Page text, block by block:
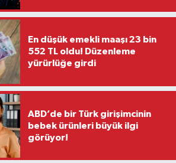
En düşük emekli maaşı 23 bin
552 TL oldu! Düzenleme
yürürlüğe girdi
ABD’de bir Türk girişimcinin
bebek ürünleri büyük ilgi
görüyor!